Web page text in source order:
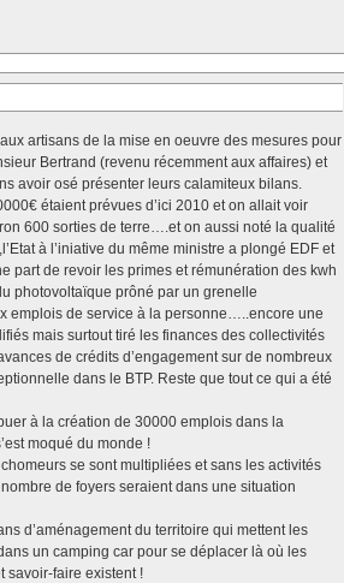
artisans de la mise en oeuvre des mesures pour
Bertrand (revenu récemment aux affaires) et
avoir osé présenter leurs calamiteux bilans.
étaient prévues d’ici 2010 et on allait voir
600 sorties de terre….et on aussi noté la qualité
à l’iniative du même ministre a plongé EDF et
part de revoir les primes et rémunération des kwh
photovoltaïque prôné par un grenelle
emplois de service à la personne…..encore une
mais surtout tiré les finances des collectivités
de crédits d’engagement sur de nombreux
dans le BTP. Reste que tout ce qui a été
à la création de 30000 emplois dans la
moqué du monde !
se sont multipliées et sans les activités
de foyers seraient dans une situation
d’aménagement du territoire qui mettent les
un camping car pour se déplacer là où les
savoir-faire existent !